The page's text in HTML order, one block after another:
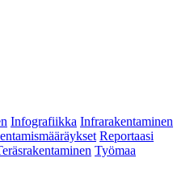
Infografiikka Infrarakentaminen
Reportaasi
Työmaa